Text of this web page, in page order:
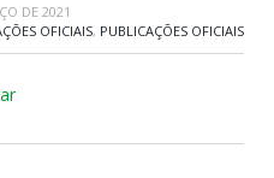
DE 2021
OFICIAIS, PUBLICAÇÕES OFICIAIS